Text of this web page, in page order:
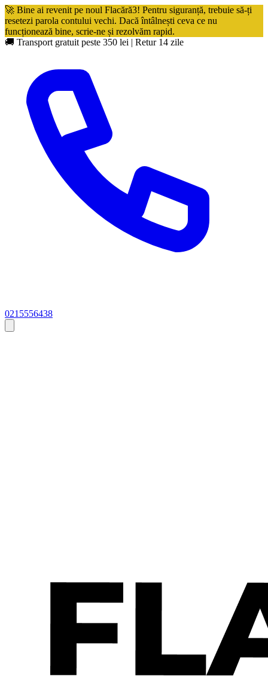
🚀 Bine ai revenit pe noul Flacără3! Pentru siguranță, trebuie să-ți
resetezi parola contului vechi. Dacă întâlnești ceva ce nu
funcționează bine, scrie-ne și rezolvăm rapid.
🚚 Transport gratuit peste 350 lei | Retur 14 zile
0215556438